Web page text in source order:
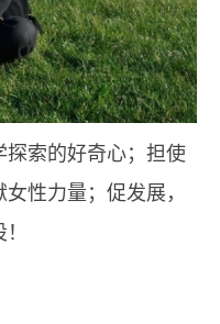
探索的好奇心；担使
性力量；促发展，